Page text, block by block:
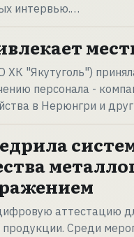
интервью.…
ХК "Якутуголь")
персонала -
в Нерюнгри и
аттестацию
продукции. Среди